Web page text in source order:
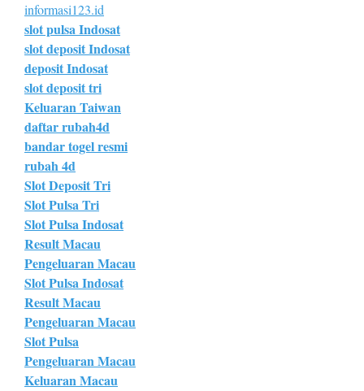
informasi123.id
slot pulsa Indosat
slot deposit Indosat
deposit Indosat
slot deposit tri
Keluaran Taiwan
daftar rubah4d
bandar togel resmi
rubah 4d
Slot Deposit Tri
Slot Pulsa Tri
Slot Pulsa Indosat
Result Macau
Pengeluaran Macau
Slot Pulsa Indosat
Result Macau
Pengeluaran Macau
Slot Pulsa
Pengeluaran Macau
Keluaran Macau